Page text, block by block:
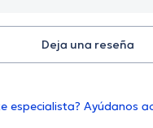
Deja una reseña
especialista? Ayúdanos